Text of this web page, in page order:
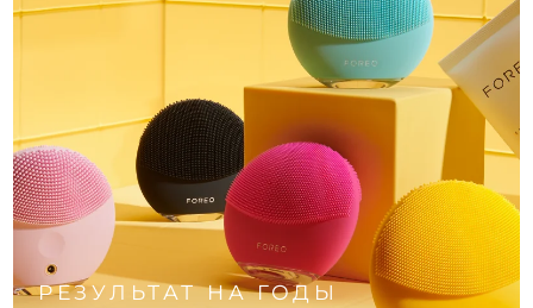
РЕЗУЛЬТАТ НА ГОДЫ